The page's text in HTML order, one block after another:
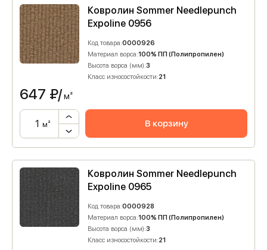
Ковролин Sommer Needlepunch
Expoline 0956
Код товара:0000926
Материал ворса:100% ПП (Полипропилен)
Высота ворса (мм):3
Класс износостойкости:21
647 ₽/м²
м² В корзину
Ковролин Sommer Needlepunch
Expoline 0965
Код товара:0000928
Материал ворса:100% ПП (Полипропилен)
Высота ворса (мм):3
Класс износостойкости:21